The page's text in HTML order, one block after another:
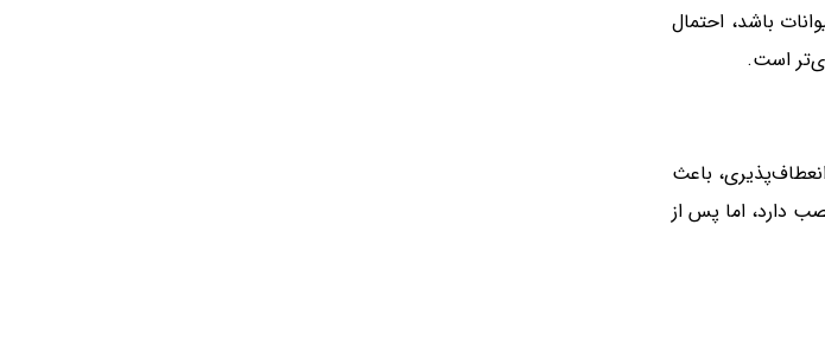
حیوانات باشد، احتمال
باعث
دقت بیشتری در نصب دارد، اما پس از